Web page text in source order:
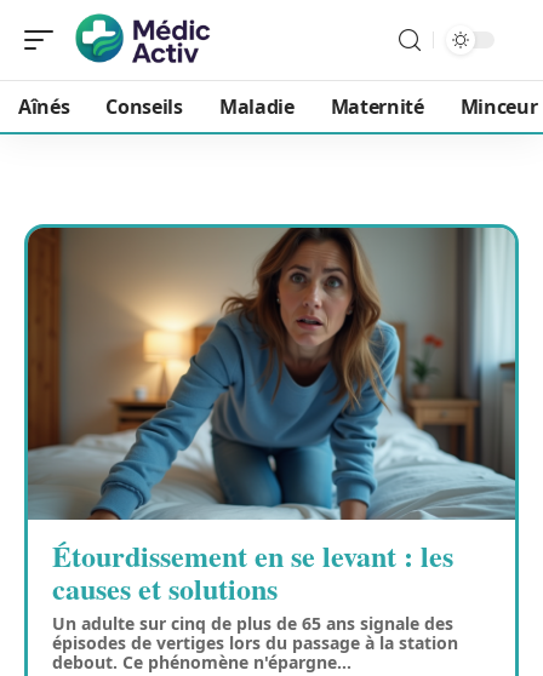
Aînés Conseils Maladie Maternité Minceur
Étourdissement en se levant : les
causes et solutions
Un adulte sur cinq de plus de 65 ans signale des
épisodes de vertiges lors du passage à la station
debout. Ce phénomène n'épargne…